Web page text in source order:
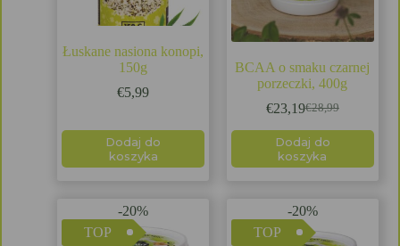
Łuskane nasiona konopi,
150g
€5,99
Dodaj do
koszyka
BCAA o smaku czarnej
porzeczki, 400g
€28,99
€23,19
Dodaj do
koszyka
-20%
TOP
-20%
TOP